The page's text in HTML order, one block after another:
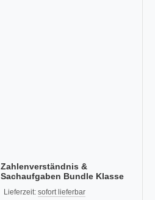
Zahlenverständnis &
Sachaufgaben Bundle Klasse
Lieferzeit: sofort lieferbar